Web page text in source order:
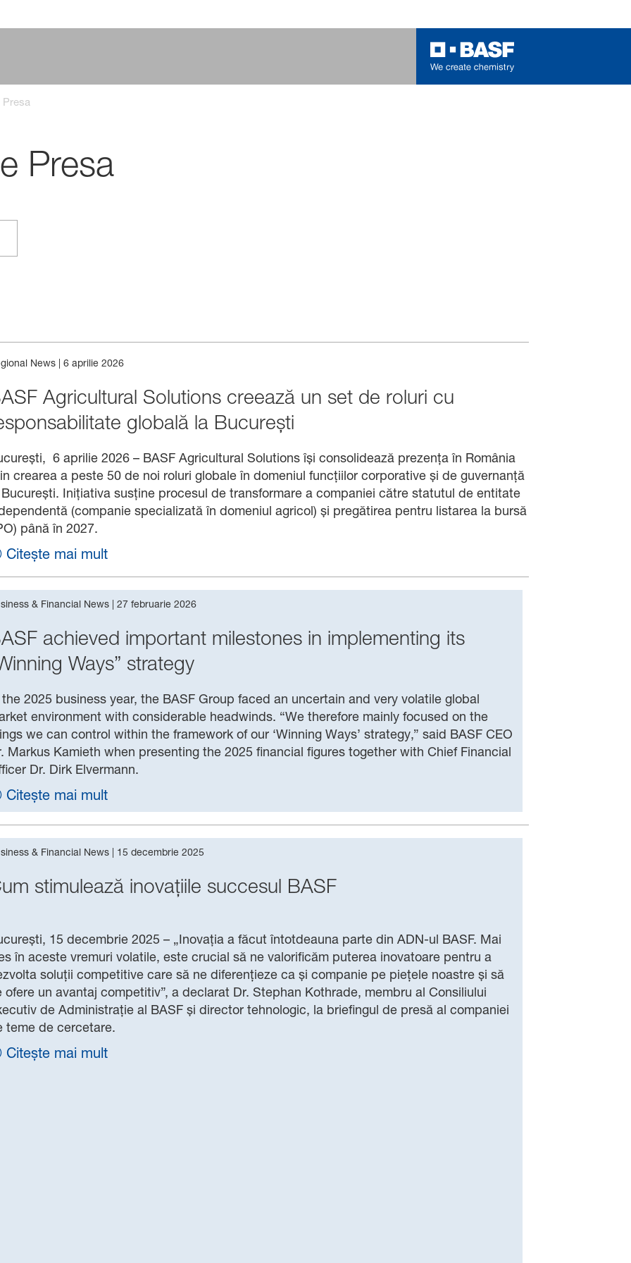
Presa
News| 6 aprilie 2026
Agricultural Solutions creează un set de roluri cu
globală la București
6 aprilie 2026 – BASF Agricultural Solutions își consolidează prezența în România
crearea a peste 50 de noi roluri globale în domeniul funcțiilor corporative și de guvernanță
Inițiativa susține procesul de transformare a companiei către statutul de entitate
(companie specializată în domeniul agricol) și pregătirea pentru listarea la bursă
până în 2027.
Citește mai mult
& Financial News| 27 februarie 2026
achieved important milestones in implementing its
Ways” strategy
2025 business year, the BASF Group faced an uncertain and very volatile global
environment with considerable headwinds. “We therefore mainly focused on the
we can control within the framework of our ‘Winning Ways’ strategy,” said BASF CEO
Markus Kamieth when presenting the 2025 financial figures together with Chief Financial
Dr. Dirk Elvermann.
Citește mai mult
& Financial News| 15 decembrie 2025
stimulează inovațiile succesul BASF
15 decembrie 2025 – „Inovația a făcut întotdeauna parte din ADN-ul BASF. Mai
în aceste vremuri volatile, este crucial să ne valorificăm puterea inovatoare pentru a
soluții competitive care să ne diferențieze ca și companie pe piețele noastre și să
ofere un avantaj competitiv”, a declarat Dr. Stephan Kothrade, membru al Consiliului
de Administrație al BASF și director tehnologic, la briefingul de presă al companiei
teme de cercetare.
Citește mai mult